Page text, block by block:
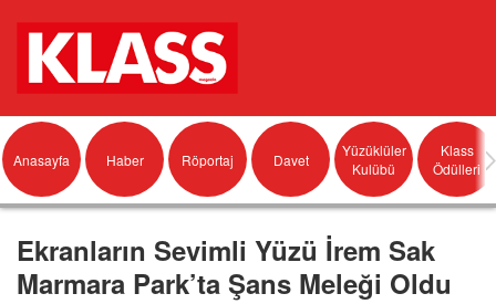
Anasayfa Haber Röportaj Davet
Yüzüklüler
Kulübü
Klass
Ödülleri
Ekranların Sevimli Yüzü İrem Sak
Marmara Park’ta Şans Meleği Oldu